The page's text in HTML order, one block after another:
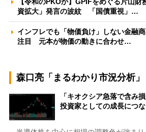
資拡大」発言の波紋 「国債重視」…
インフレでも「物価負け」しない金融
注目 元本が物価の動きに合わせ…
森口亮「まるわかり市況分析」
「キオクシア急落で含み
投資家としての成長につ